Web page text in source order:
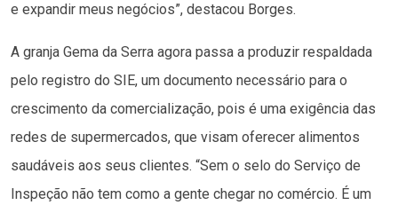
e expandir meus negócios”, destacou Borges.
A granja Gema da Serra agora passa a produzir respaldada
pelo registro do SIE, um documento necessário para o
crescimento da comercialização, pois é uma exigência das
redes de supermercados, que visam oferecer alimentos
saudáveis aos seus clientes. “Sem o selo do Serviço de
Inspeção não tem como a gente chegar no comércio. É um